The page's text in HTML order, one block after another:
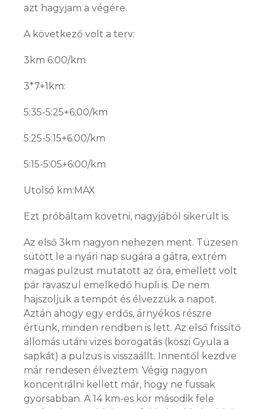
azt hagyjam a végére.
A következő volt a terv:
3km 6:00/km
3*7+1km:
5:35-5:25+6:00/km
5:25-5:15+6:00/km
5:15-5:05+6:00/km
Utolsó km:MAX
Ezt próbáltam követni, nagyjából sikerült is.
Az első 3km nagyon nehezen ment. Tüzesen
sütött le a nyári nap sugára a gátra, extrém
magas pulzust mutatott az óra, emellett volt
pár ravaszul emelkedő hupli is. De nem
hajszoljuk a tempót és élvezzük a napot.
Aztán ahogy egy erdős, árnyékos részre
értünk, minden rendben is lett. Az első frissítő
állomás utáni vizes borogatás (köszi Gyula a
sapkát) a pulzus is visszaállt. Innentől kezdve
már rendesen élveztem. Végig nagyon
koncentrálni kellett már, hogy ne fussak
gyorsabban. A 14 km-es kör második fele